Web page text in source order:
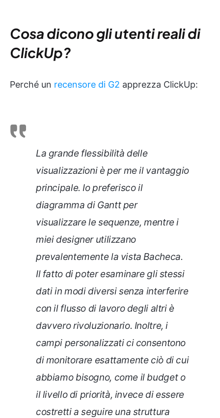
Cosa dicono gli utenti reali di
ClickUp?
Perché un recensore di G2 apprezza ClickUp:
La grande flessibilità delle
visualizzazioni è per me il vantaggio
principale. Io preferisco il
diagramma di Gantt per
visualizzare le sequenze, mentre i
miei designer utilizzano
prevalentemente la vista Bacheca.
Il fatto di poter esaminare gli stessi
dati in modi diversi senza interferire
con il flusso di lavoro degli altri è
davvero rivoluzionario. Inoltre, i
campi personalizzati ci consentono
di monitorare esattamente ciò di cui
abbiamo bisogno, come il budget o
il livello di priorità, invece di essere
costretti a seguire una struttura